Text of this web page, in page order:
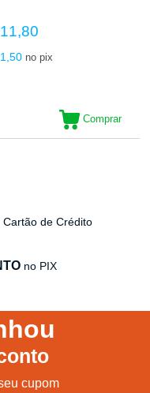
no pix
Comprar
Cartão de Crédito
no PIX
cupom